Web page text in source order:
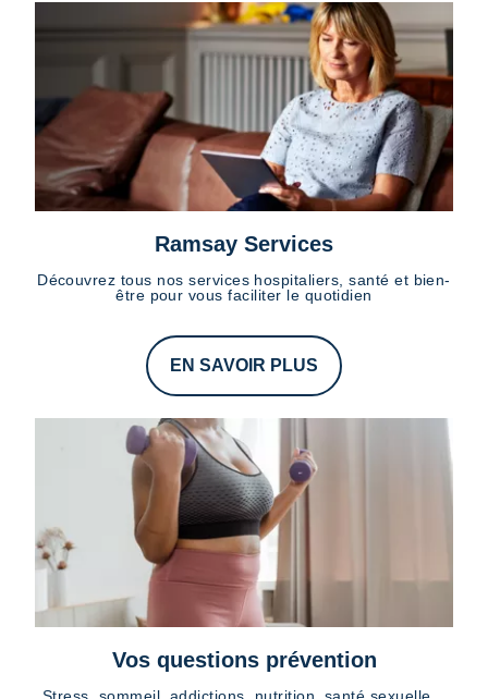
Ramsay Services
Découvrez tous nos services hospitaliers, santé et bien-
être pour vous faciliter le quotidien
EN SAVOIR PLUS
Vos questions prévention